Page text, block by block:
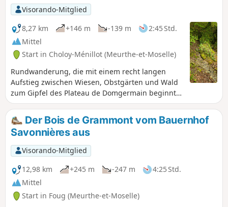
Visorando-Mitglied
8,27 km
+146 m -139 m
2:45 Std.
Mittel
Start in Choloy-Ménillot (Meurthe-et-Moselle)
Rundwanderung, die mit einem recht langen
Aufstieg zwischen Wiesen, Obstgärten und Wald
zum Gipfel des Plateau de Domgermain beginnt.
Sie durchqueren eine Wiese, die als Natura-2000-
Gebiet ausgewiesen ist, folgen einem Weg am
Hang, auf dem Sie Überreste von
Befestigungsanlagen aus dem Jahr 1876 sehen
können, und steigen dann hinab ins Val de Passey
mit einem Abstecher zum Ort „Sept Sources“ (wo
Sie Ihren Durst mit Quellwasser aus dem Wald
stillen können) und seinen Teichen.
Der Bois de Grammont vom Bauernhof
Savonnières aus
Visorando-Mitglied
12,98 km
+245 m -247 m
4:25 Std.
Mittel
Start in Foug (Meurthe-et-Moselle)